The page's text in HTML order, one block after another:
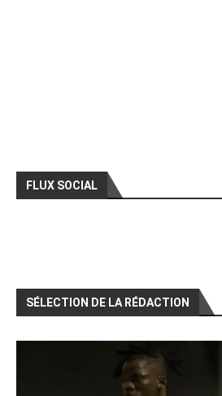
FLUX SOCIAL
SÉLECTION DE LA RÉDACTION